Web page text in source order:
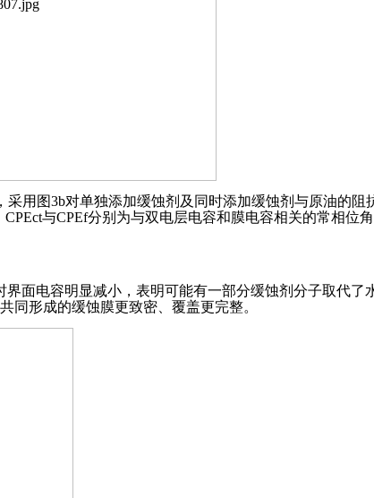
用图3b对单独添加缓蚀剂及同时添加缓蚀剂与原油的阻
与CPEf分别为与双电层电容和膜电容相关的常相位
面电容明显减小，表明可能有一部分缓蚀剂分子取代了
同形成的缓蚀膜更致密、覆盖更完整。